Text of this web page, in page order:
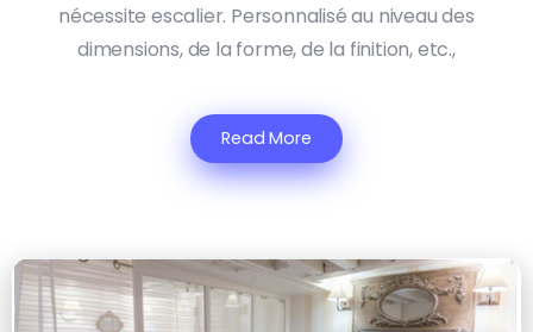
nécessite escalier. Personnalisé au niveau des
dimensions, de la forme, de la finition, etc.,
Read More